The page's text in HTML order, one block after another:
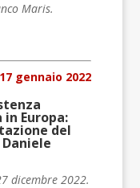
Maris.
gennaio 2022
in Europa:
del
dicembre 2022.